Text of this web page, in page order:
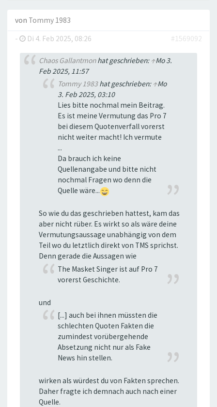
von Tommy 1983
-
Di 4. Feb 2025, 08:26 #1569092
Chaos Gallantmonhat geschrieben: ↑Mo 3.
Feb 2025, 11:57
Tommy 1983hat geschrieben: ↑Mo
3. Feb 2025, 03:10
Lies bitte nochmal mein Beitrag.
Es ist meine Vermutung das Pro 7
bei diesem Quotenverfall vorerst
nicht weiter macht! Ich vermute
...
Da brauch ich keine
Quellenangabe und bitte nicht
nochmal Fragen wo denn die
Quelle wäre...
So wie du das geschrieben hattest, kam das
aber nicht rüber. Es wirkt so als wäre deine
Vermutungsaussage unabhängig von dem
Teil wo du letztlich direkt von TMS sprichst.
Denn gerade die Aussagen wie
The Masket Singer ist auf Pro 7
vorerst Geschichte.
und
[...] auch bei ihnen müssten die
schlechten Quoten Fakten die
zumindest vorübergehende
Absetzung nicht nur als Fake
News hin stellen.
wirken als würdest du von Fakten sprechen.
Daher fragte ich demnach auch nach einer
Quelle.